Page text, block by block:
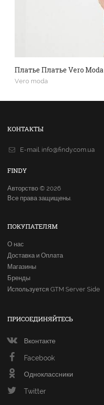
Платье Платье Vero Moda
Vero moda
КОНТАКТЫ
E-mail. info@findy.com.ua
FINDY
Авторство © 2026
Все права защищены.
ПОКУПАТЕЛЯМ
О нас
Доставка и Оплата
Магазины
Бренды
Используется GTM Server Side
ПРИСОЕДИНЯЙТЕСЬ
Вконтакте
Facebook
Одноклассники
Twitter